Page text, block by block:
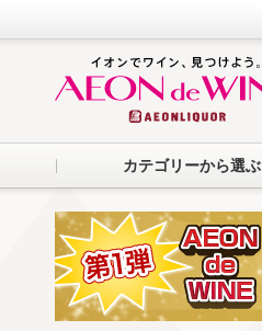
カテゴリーから選ぶ